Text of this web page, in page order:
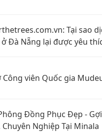
Tại sao
Đà Nẵng lại được yêu
Công viên Quốc gia
Đồng Phục Đẹp -
Nghiệp Tại Minala